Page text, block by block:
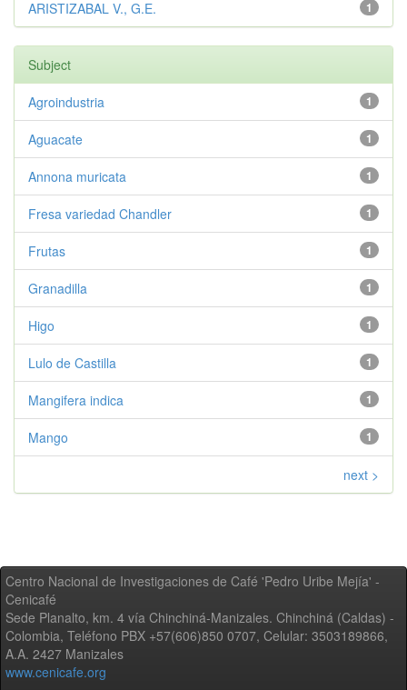
1
ARISTIZABAL V., G.E.
Subject
1
Agroindustria
1
Aguacate
1
Annona muricata
1
Fresa variedad Chandler
1
Frutas
1
Granadilla
1
Higo
1
Lulo de Castilla
1
Mangifera indica
1
Mango
next >
Centro Nacional de Investigaciones de Café 'Pedro Uribe Mejía' -
Cenicafé
Sede Planalto, km. 4 vía Chinchiná-Manizales. Chinchiná (Caldas) -
Colombia, Teléfono PBX +57(606)850 0707, Celular: 3503189866,
A.A. 2427 Manizales
www.cenicafe.org